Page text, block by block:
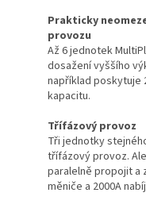
Prakticky
provozu
Až 6 jednotek
dosažení vyššího
například poskytuje
kapacitu.
Třífázový provoz
Tři jednotky
třífázový provoz.
paralelně propojit a
měniče a 2000A